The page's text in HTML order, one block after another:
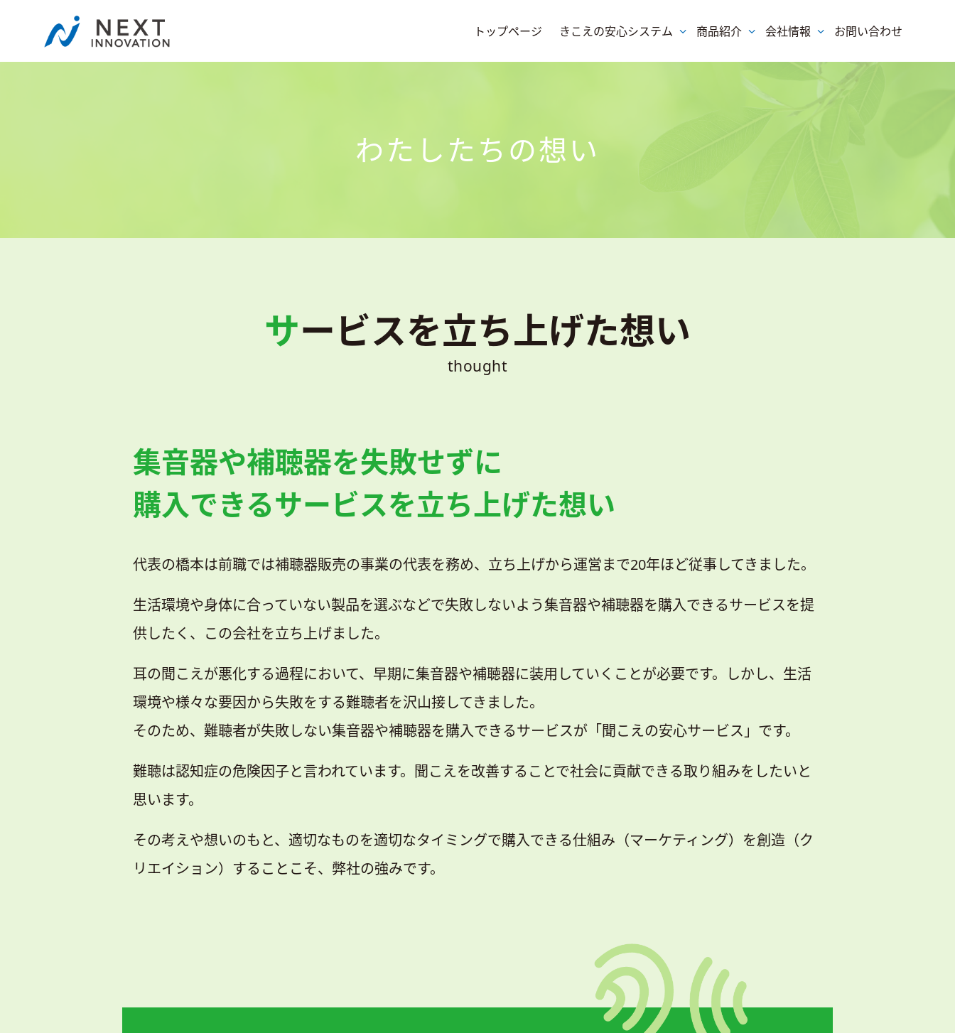
トップページ きこえの安心システム 商品紹介 会社情報 お問い合わせ
わたしたちの想い
サービスを立ち上げた想い
thought
集音器や補聴器を失敗せずに
購入できるサービスを立ち上げた想い
代表の橋本は前職では補聴器販売の事業の代表を務め、立ち上げから運営まで20年ほど従事してきました。
生活環境や身体に合っていない製品を選ぶなどで失敗しないよう集音器や補聴器を購入できるサービスを提
供したく、この会社を立ち上げました。
耳の聞こえが悪化する過程において、早期に集音器や補聴器に装用していくことが必要です。しかし、生活
環境や様々な要因から失敗をする難聴者を沢山接してきました。
そのため、難聴者が失敗しない集音器や補聴器を購入できるサービスが「聞こえの安心サービス」です。
難聴は認知症の危険因子と言われています。聞こえを改善することで社会に貢献できる取り組みをしたいと
思います。
その考えや想いのもと、適切なものを適切なタイミングで購入できる仕組み（マーケティング）を創造（ク
リエイション）することこそ、弊社の強みです。